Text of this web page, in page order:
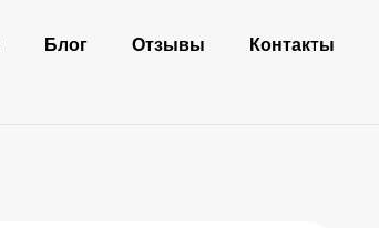
Блог Отзывы Контакты